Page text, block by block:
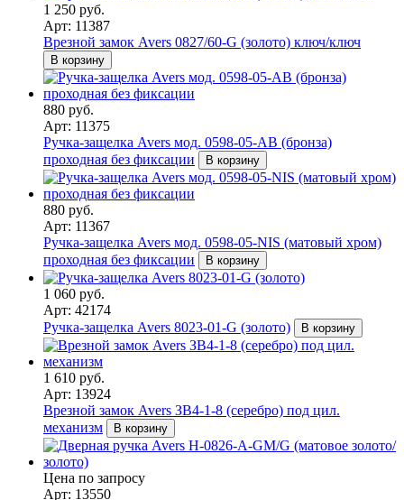
1 250 руб.
Арт: 11387
Врезной замок Avers 0827/60-G (золото) ключ/ключ
В корзину
880 руб.
Арт: 11375
Ручка-защелка Avers мод. 0598-05-AB (бронза)
проходная без фиксации
В корзину
880 руб.
Арт: 11367
Ручка-защелка Avers мод. 0598-05-NIS (матовый хром)
проходная без фиксации
В корзину
1 060 руб.
Арт: 42174
Ручка-защелка Avers 8023-01-G (золото)
В корзину
1 610 руб.
Арт: 13924
Врезной замок Avers ЗВ4-1-8 (серебро) под цил.
механизм
В корзину
Цена по запросу
Арт: 13550